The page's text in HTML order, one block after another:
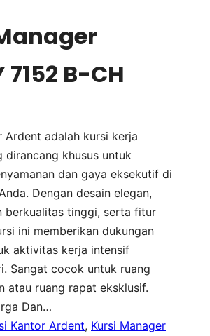
7152 B-CH
Ardent adalah kursi kerja
dirancang khusus untuk
dan gaya eksekutif di
Dengan desain elegan,
berkualitas tinggi, serta fitur
ini memberikan dukungan
aktivitas kerja intensif
Sangat cocok untuk ruang
atau ruang rapat eksklusif.
Dan…
Kantor Ardent, Kursi Manager